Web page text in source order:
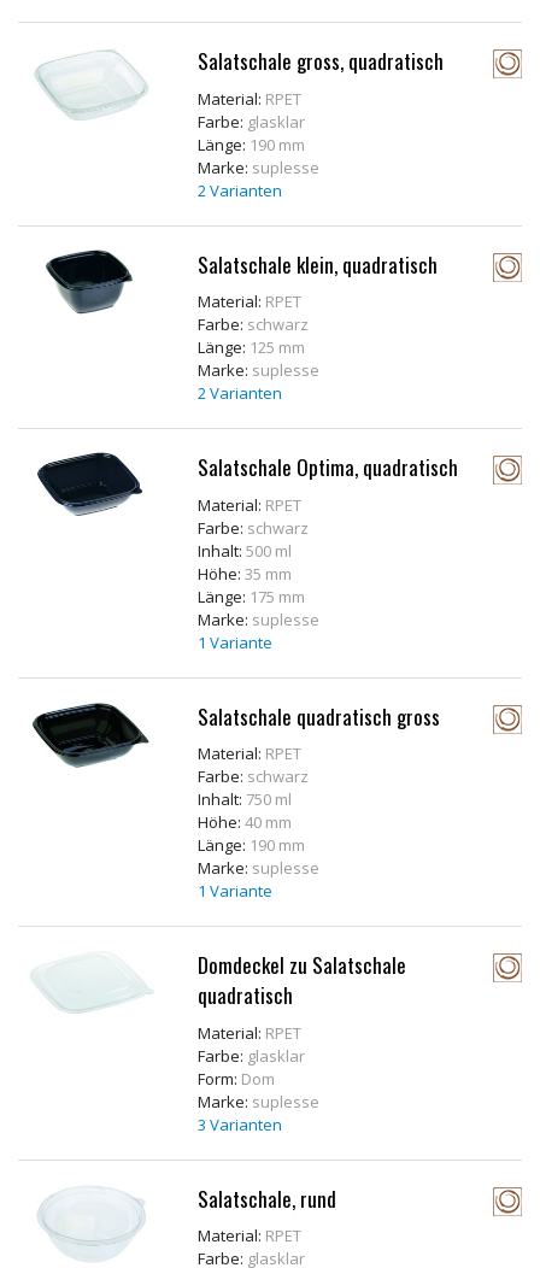
Salatschale gross, quadratisch
Material: RPET
Farbe: glasklar
Länge: 190 mm
Marke: suplesse
2 Varianten
Salatschale klein, quadratisch
Material: RPET
Farbe: schwarz
Länge: 125 mm
Marke: suplesse
2 Varianten
Salatschale Optima, quadratisch
Material: RPET
Farbe: schwarz
Inhalt:500 ml
Höhe:35 mm
Länge: 175 mm
Marke: suplesse
1 Variante
Salatschale quadratisch gross
Material: RPET
Farbe: schwarz
Inhalt: 750 ml
Höhe:40 mm
Länge: 190 mm
Marke: suplesse
1 Variante
Domdeckel zu Salatschale
quadratisch
Material: RPET
Farbe: glasklar
Form: Dom
Marke: suplesse
3 Varianten
Salatschale, rund
Material: RPET
Farbe: glasklar